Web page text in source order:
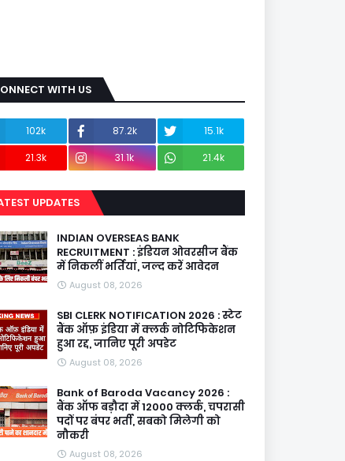
WITH US
102k 87.2k
15.1k
21.3k
31.1k 21.4k
UPDATES
INDIAN OVERSEAS BANK
RECRUITMENT : इंडियन ओवरसीज बैंक
में निकलीं भर्तियां, जल्द करें आवेदन
August 08, 2026
SBI CLERK NOTIFICATION 2026 : स्टेट
बैंक ऑफ़ इंडिया में क्लर्क नोटिफिकेशन
हुआ रद्द, जानिए पूरी अपडेट
August 08, 2026
Bank of Baroda Vacancy 2026 :
बैंक ऑफ बड़ौदा में 12000 क्लर्क, चपरासी
पदों पर बंपर भर्ती, सबको मिलेगी को
नौकरी
August 08, 2026